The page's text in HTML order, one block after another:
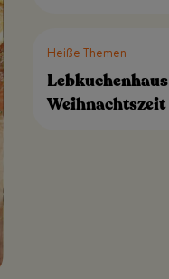
Heiße Themen
Weihnachtszeit